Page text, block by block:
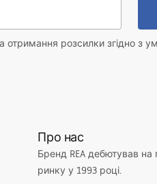
отримання розсилки згідно з
Про нас
Бренд REA дебютував
ринку у 1993 році.